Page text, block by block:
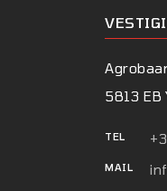
5813 EB
TEL
MAIL